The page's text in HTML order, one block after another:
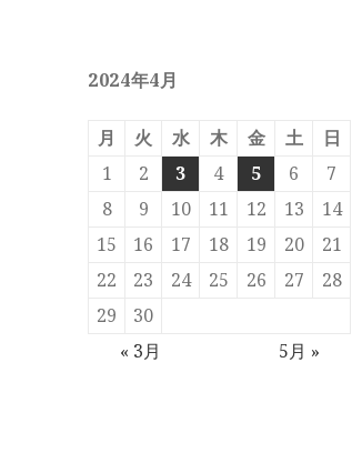
2024年4月
月 火 水 木 金 土
日
1
2 3 4 5 6
7
8
9 10 11 12 13
14
15
16 17 18 19 20
21
22
23 24 25 26 27
28
29
30
« 3月
5月 »